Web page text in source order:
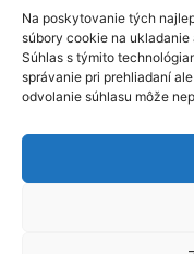
Na poskytovanie tých
súbory cookie na
Súhlas s týmito
správanie pri prehliadaní
odvolanie súhlasu môže
sviečkami,